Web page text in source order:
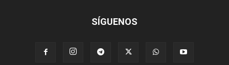
SÍGUENOS